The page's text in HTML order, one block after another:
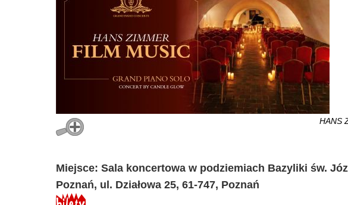
HANS
Miejsce: Sala koncertowa w podziemiach Bazyliki św.
Poznań, ul. Działowa 25, 61-747, Poznań